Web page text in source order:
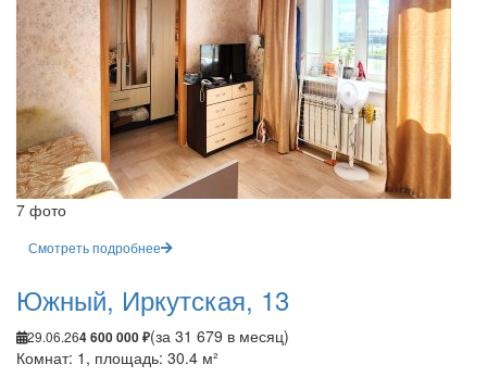
7 фото
Смотреть подробнее
Южный, Иркутская, 13
29.06.264 600 000 ₽(за 31 679 в месяц)
Комнат: 1, площадь: 30.4 м²